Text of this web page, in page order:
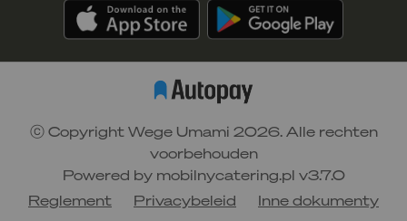
wodą i zaparz pod przykryciem przez 10
minut
rumianek, chaber, babka lancetowata,
dziurawiec, nagietek)
poprawia krążenie i jakość nasienia, podnosi
najlepiej wypić po pracy, żeby złapać oddech
po ciężkim dniu
przygotowanie: zalej mieszankę gorącą
wodą i zaparz pod przykryciem przez 10
minut
ⓒ Copyright Wege Umami 2026. Alle rechten
voorbehouden
Powered by mobilnycatering.pl v3.7.0
Reglement
Privacybeleid Inne dokumenty